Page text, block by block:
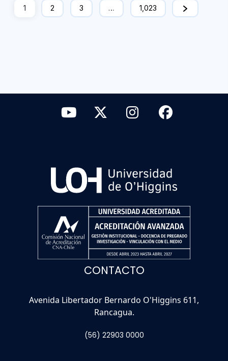
1 2 3 … 1,023
CONTACTO
Avenida Libertador Bernardo O'Higgins 611,
Rancagua.
(56) 22903 0000